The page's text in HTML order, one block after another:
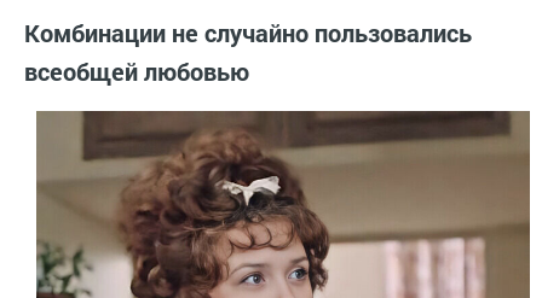
Комбинации не случайно пользовались
всеобщей любовью